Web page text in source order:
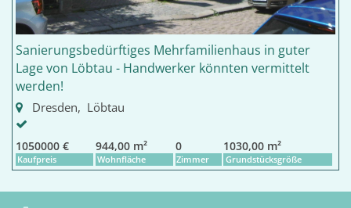
Sanierungsbedürftiges Mehrfamilienhaus in guter
Lage von Löbtau - Handwerker könnten vermittelt
werden!
Dresden, Löbtau
1050000 €
Kaufpreis
944,00 m²
Wohnfläche
0
Zimmer
1030,00 m²
Grundstücksgröße